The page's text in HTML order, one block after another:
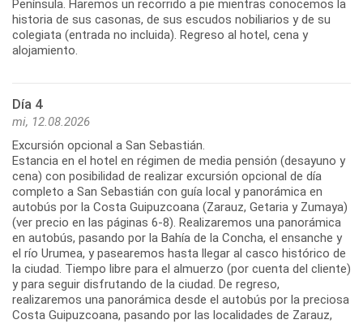
Península. Haremos un recorrido a pie mientras conocemos la
historia de sus casonas, de sus escudos nobiliarios y de su
colegiata (entrada no incluida). Regreso al hotel, cena y
Día 4
mi, 12.08.2026
Excursión opcional a San Sebastián.
Estancia en el hotel en régimen de media pensión (desayuno y
cena) con posibilidad de realizar excursión opcional de día
completo a San Sebastián con guía local y panorámica en
autobús por la Costa Guipuzcoana (Zarauz, Getaria y Zumaya)
(ver precio en las páginas 6-8). Realizaremos una panorámica
en autobús, pasando por la Bahía de la Concha, el ensanche y
el río Urumea, y pasearemos hasta llegar al casco histórico de
la ciudad. Tiempo libre para el almuerzo (por cuenta del cliente)
y para seguir disfrutando de la ciudad. De regreso,
realizaremos una panorámica desde el autobús por la preciosa
Costa Guipuzcoana, pasando por las localidades de Zarauz,